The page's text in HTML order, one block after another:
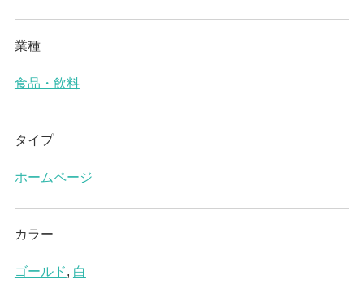
業種
食品・飲料
タイプ
ホームページ
カラー
ゴールド, 白